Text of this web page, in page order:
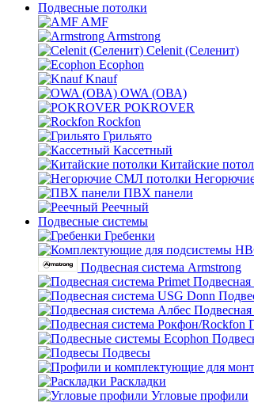
Подвесные потолки
AMF
Armstrong
Celenit (Селенит)
Ecophon
Knauf
OWA (ОВА)
POKROVER
Rockfon
Грильято
Кассетный
Китайские
ПВХ панели
Реечный
Подвесные системы
Гребенки
Подвесная система Armstrong
Подвесная
Подвесы
Раскладки
Угловые профили